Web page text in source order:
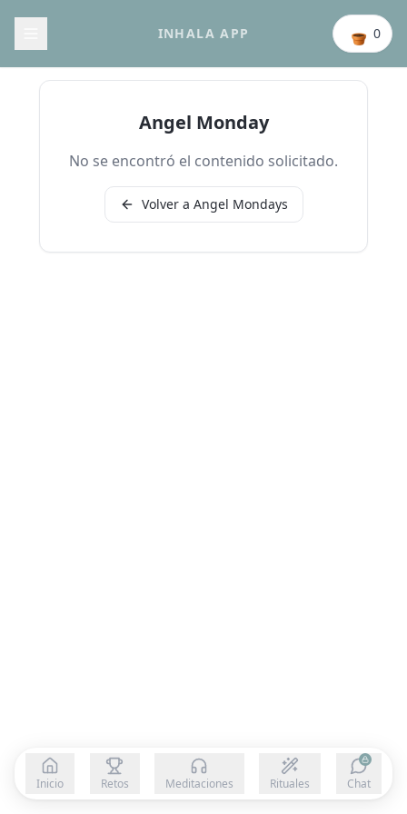
INHALA APP 0
Angel Monday
No se encontró el contenido solicitado.
Volver a Angel Mondays
Inicio Retos Meditaciones Rituales Chat